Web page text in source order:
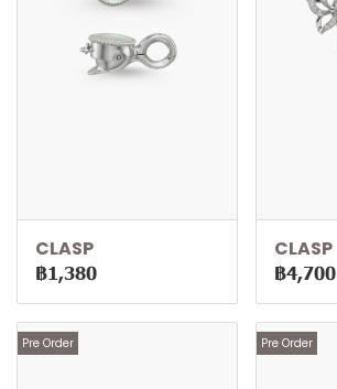
CLASP
฿1,380
CLASP
฿4,700
Pre Order Pre Order